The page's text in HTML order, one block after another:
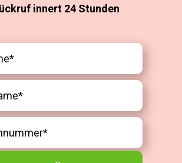
innert 24 Stunden